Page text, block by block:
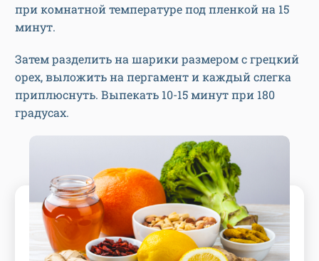
при комнатной температуре под пленкой на 15
минут.
Затем разделить на шарики размером с грецкий
орех, выложить на пергамент и каждый слегка
приплюснуть. Выпекать 10-15 минут при 180
градусах.